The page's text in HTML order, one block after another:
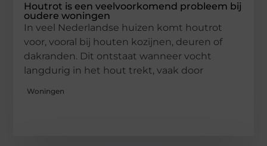
Houtrot is een veelvoorkomend probleem bij
oudere woningen
In veel Nederlandse huizen komt houtrot
voor, vooral bij houten kozijnen, deuren of
dakranden. Dit ontstaat wanneer vocht
langdurig in het hout trekt, vaak door
Woningen